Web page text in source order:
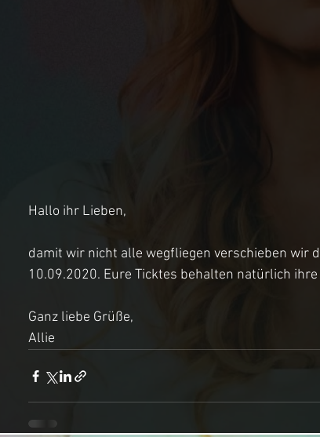
Hallo ihr Lieben,
damit wir nicht alle wegfliegen verschieben wir
10.09.2020. Eure Ticktes behalten natürlich
Ganz liebe Grüße,
Allie